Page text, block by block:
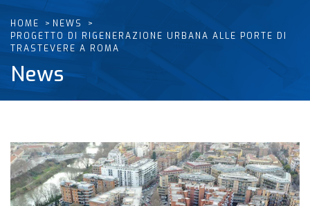
HOME
NEWS
PROGETTO DI RIGENERAZIONE URBANA ALLE PORTE DI
TRASTEVERE A ROMA
News